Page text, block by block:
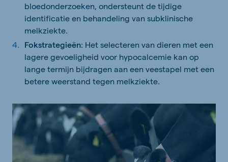
bloedonderzoeken, ondersteunt de tijdige
identificatie en behandeling van subklinische
melkziekte.
Fokstrategieën: Het selecteren van dieren met een
lagere gevoeligheid voor hypocalcemie kan op
lange termijn bijdragen aan een veestapel met een
betere weerstand tegen melkziekte.